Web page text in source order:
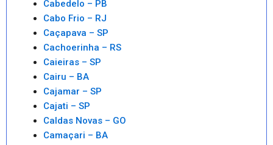
Cabedelo – PB
Cabo Frio – RJ
Caçapava – SP
Cachoerinha – RS
Caieiras – SP
Cairu – BA
Cajamar – SP
Cajati – SP
Caldas Novas – GO
Camaçari – BA